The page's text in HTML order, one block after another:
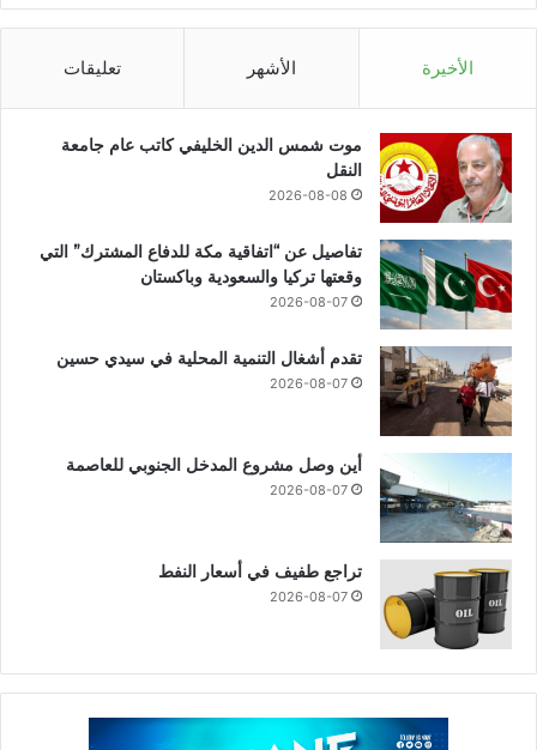
الأخيرة الأشهر تعليقات
موت شمس الدين الخليفي كاتب عام جامعة
النقل
2026-08-08
تفاصيل عن “اتفاقية مكة للدفاع المشترك” التي
وقعتها تركيا والسعودية وباكستان
2026-08-07
تقدم أشغال التنمية المحلية في سيدي حسين
2026-08-07
أين وصل مشروع المدخل الجنوبي للعاصمة
2026-08-07
تراجع طفيف في أسعار النفط
2026-08-07